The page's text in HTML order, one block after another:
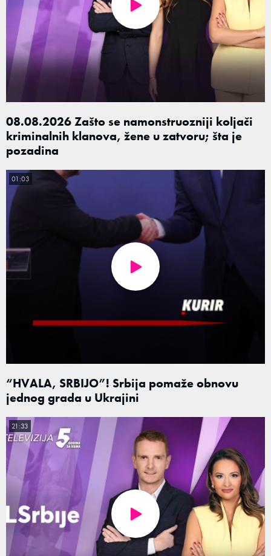
08.08.2026 Zašto se namonstruozniji koljači
kriminalnih klanova, žene u zatvoru; šta je
pozadina
“HVALA, SRBIJO”! Srbija pomaže obnovu
jednog grada u Ukrajini
01:03
21:33